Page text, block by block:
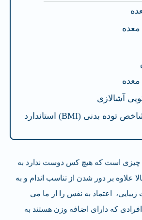
چیزی است که هیچ کس دوست ندارد به
علاوه بر دور شدن از تناسب اندام و به
اعتماد به نفس را از ما می
که دارای اضافه وزن هستند به
آشالازی
محسابه آنلاین شاخص توده بدنی (BMI) استاندارد